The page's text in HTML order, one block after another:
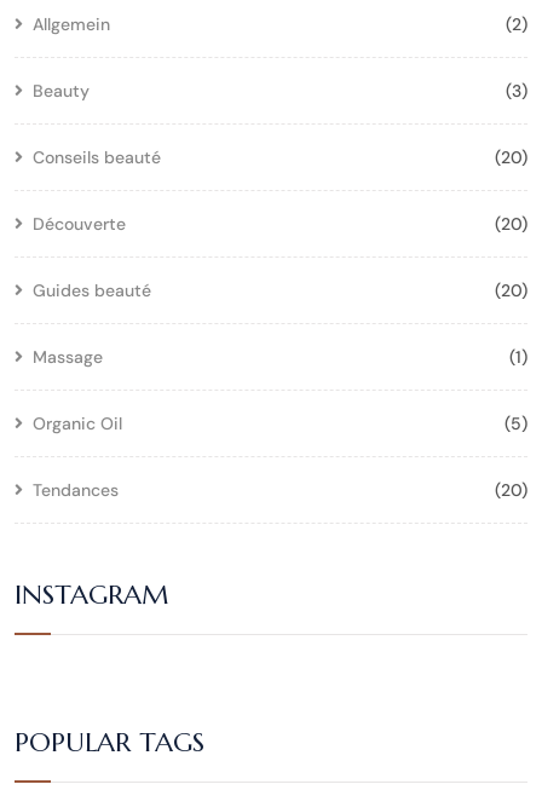
Allgemein (2)
Beauty (3)
Conseils beauté (20)
Découverte (20)
Guides beauté (20)
Massage (1)
Organic Oil (5)
Tendances (20)
INSTAGRAM
POPULAR TAGS